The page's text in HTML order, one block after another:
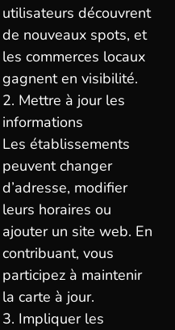
utilisateurs découvrent
de nouveaux spots, et
les commerces locaux
gagnent en visibilité.
2. Mettre à jour les
informations
Les établissements
peuvent changer
d’adresse, modifier
leurs horaires ou
ajouter un site web. En
contribuant, vous
participez à maintenir
la carte à jour.
3. Impliquer les